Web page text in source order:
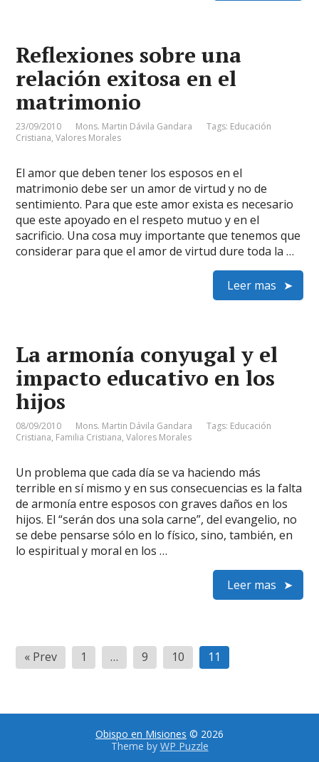
Reflexiones sobre una
relación exitosa en el
matrimonio
23/09/2010 Mons. Martin Dávila Gandara Tags: Educación
Cristiana,Valores Morales
El amor que deben tener los esposos en el
matrimonio debe ser un amor de virtud y no de
sentimiento. Para que este amor exista es necesario
que este apoyado en el respeto mutuo y en el
sacrificio. Una cosa muy importante que tenemos que
considerar para que el amor de virtud dure toda la …
Leer mas
La armonía conyugal y el
impacto educativo en los
hijos
08/09/2010 Mons. Martin Dávila Gandara Tags: Educación
Cristiana, Familia Cristiana,Valores Morales
Un problema que cada día se va haciendo más
terrible en sí mismo y en sus consecuencias es la falta
de armonía entre esposos con graves daños en los
hijos. El “serán dos una sola carne”, del evangelio, no
se debe pensarse sólo en lo físico, sino, también, en
lo espiritual y moral en los …
Leer mas
Paginación
de
« Prev 1 … 9 10 11
Obispo en Misiones © 2026
Theme by WP Puzzle